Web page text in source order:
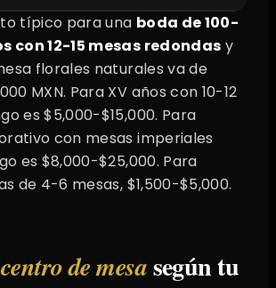
típico para una boda de 100-
con 12-15 mesas redondas y
florales naturales va de
MXN. Para XV años con 10-12
es $5,000-$15,000. Para
con mesas imperiales
es $8,000-$25,000. Para
de 4-6 mesas, $1,500-$5,000.
centro de mesasegún tu